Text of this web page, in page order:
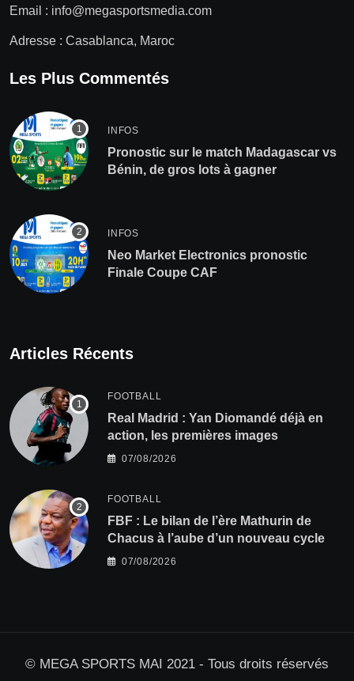
Email : info@megasportsmedia.com
Adresse : Casablanca, Maroc
Les Plus Commentés
INFOS
Pronostic sur le match Madagascar vs
Bénin, de gros lots à gagner
INFOS
Neo Market Electronics pronostic
Finale Coupe CAF
Articles Récents
FOOTBALL
Real Madrid : Yan Diomandé déjà en
action, les premières images
07/08/2026
FOOTBALL
FBF : Le bilan de l’ère Mathurin de
Chacus à l’aube d’un nouveau cycle
07/08/2026
© MEGA SPORTS MAI 2021 - Tous droits réservés